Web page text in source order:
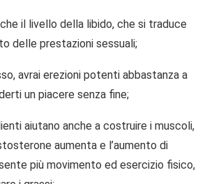
il livello della libido, che si traduce
delle prestazioni sessuali;
avrai erezioni potenti abbastanza a
un piacere senza fine;
aiutano anche a costruire i muscoli,
aumenta e l’aumento di
più movimento ed esercizio fisico,